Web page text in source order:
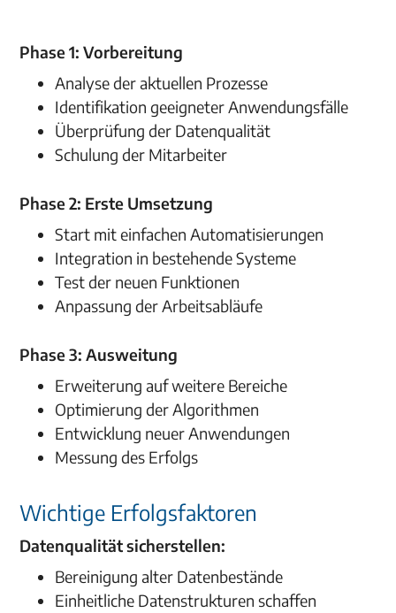
Phase 1: Vorbereitung
Analyse der aktuellen Prozesse
Identifikation geeigneter Anwendungsfälle
Überprüfung der Datenqualität
Schulung der Mitarbeiter
Phase 2: Erste Umsetzung
Start mit einfachen Automatisierungen
Integration in bestehende Systeme
Test der neuen Funktionen
Anpassung der Arbeitsabläufe
Phase 3: Ausweitung
Erweiterung auf weitere Bereiche
Optimierung der Algorithmen
Entwicklung neuer Anwendungen
Messung des Erfolgs
Wichtige Erfolgsfaktoren
Datenqualität sicherstellen:
Bereinigung alter Datenbestände
Einheitliche Datenstrukturen schaffen